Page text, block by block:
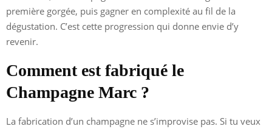
première gorgée, puis gagner en complexité au fil de la
dégustation. C’est cette progression qui donne envie d’y
revenir.
Comment est fabriqué le
Champagne Marc ?
La fabrication d’un champagne ne s’improvise pas. Si tu veux